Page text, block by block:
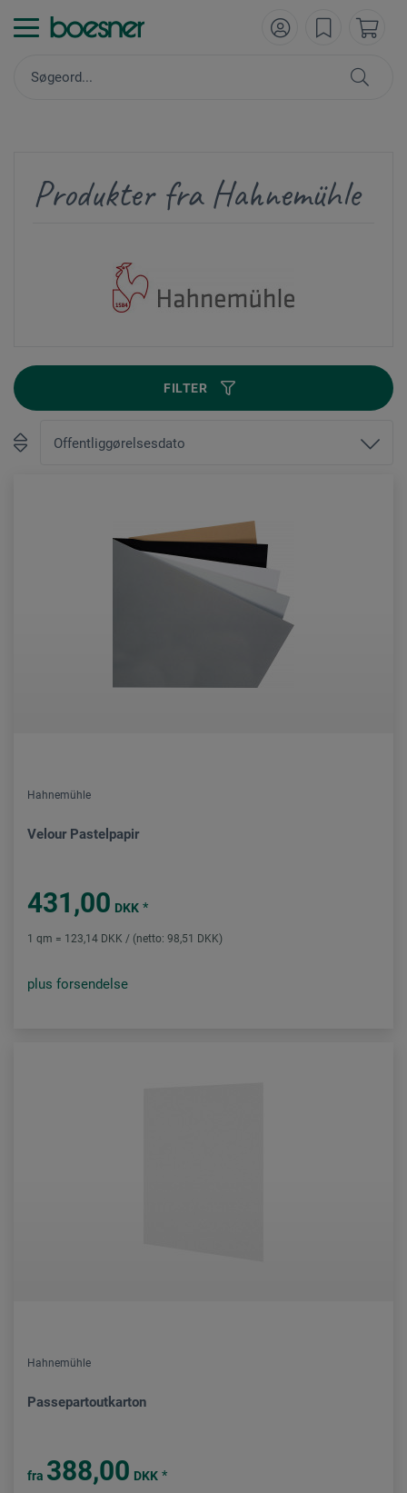
Produkter fra Hahnemühle
FILTER
Hahnemühle
Velour Pastelpapir
431,00 DKK *
1 qm = 123,14 DKK / (netto: 98,51 DKK)
plus forsendelse
Hahnemühle
Passepartoutkarton
fra 388,00 DKK *